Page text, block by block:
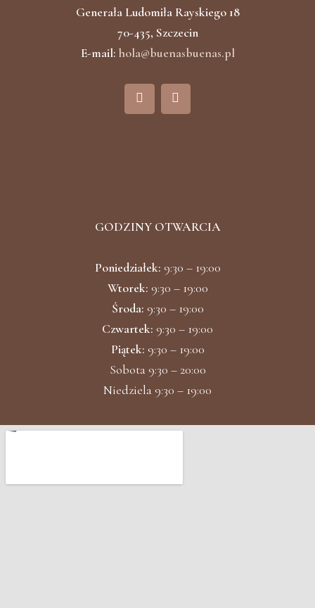
Generała Ludomiła Rayskiego 18
70-435, Szczecin
E-mail: hola@buenasbuenas.pl
F
a
I
n
m
GODZINY OTWARCIA
Poniedziałek: 9:30 – 19:00
Wtorek: 9:30 – 19:00
Środa: 9:30 – 19:00
Czwartek: 9:30 – 19:00
Piątek: 9:30 – 19:00
Sobota 9:30 – 20:00
Niedziela 9:30 – 19:00